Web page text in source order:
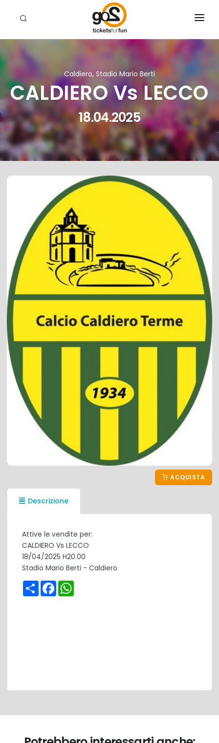
EVENTI
CHI SIAMO
RIVENDITORI
Caldiero, Stadio Mario Berti
CALDIERO Vs LECCO
18.04.2025
ACQUISTA
Descrizione
Attive le vendite per:
CALDIERO Vs LECCO
18/04/2025 H20.00
Stadio Mario Berti - Caldiero
Share Facebook